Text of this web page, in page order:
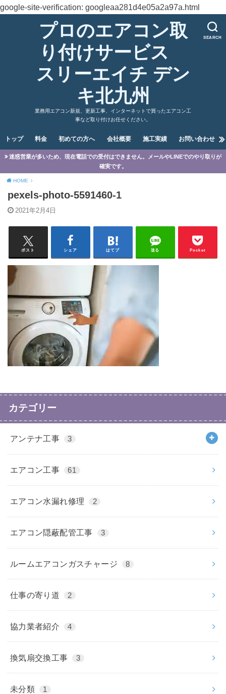
google-site-verification: googleaa281d4e05a2a97a.html
SEARCH
プロのエアコン取
り付けサービス
スリーエイチ デン
キ北九州
業務用エアコン新規、更新工事、インターネットで買ったエアコン工
事など取り付けお任せください。
トップ 料金 初めての方へ 会社概要 施工実績 お問い合わせ
迷惑営業が多いため、現在電話での受付はできません。メールやLINEでのやり取りが
確実です。
HOME
pexels-photo-5591460-1
2021年2月4日
ポスト シェア はてブ 送る Pocket
カテゴリー
アンテナ工事 3
エアコン工事 61
エアコン水漏れ修理 2
エアコン隠蔽配管工事 3
ルームエアコンガスチャージ 8
仕事の寄り道 2
協力業者紹介 4
換気扇交換工事 3
未分類 1